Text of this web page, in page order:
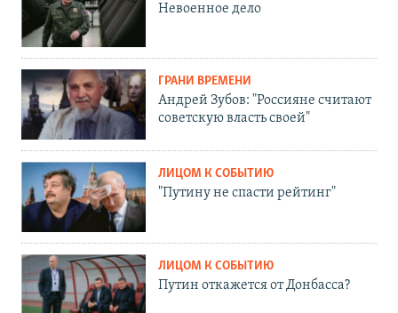
Невоенное дело
ГРАНИ ВРЕМЕНИ
Андрей Зубов: "Россияне считают
советскую власть своей"
ЛИЦОМ К СОБЫТИЮ
"Путину не спасти рейтинг"
ЛИЦОМ К СОБЫТИЮ
Путин откажется от Донбасса?